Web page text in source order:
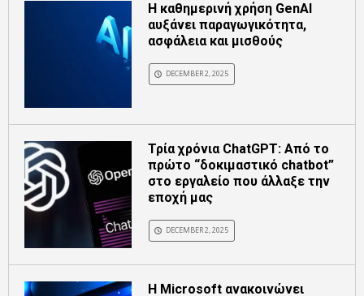
Η καθημερινή χρήση GenAI
αυξάνει παραγωγικότητα,
ασφάλεια και μισθούς
DECEMBER 2, 2025
Τρία χρόνια ChatGPT: Από το
πρώτο “δοκιμαστικό chatbot”
στο εργαλείο που άλλαξε την
εποχή μας
DECEMBER 2, 2025
Η Microsoft ανακοινώνει